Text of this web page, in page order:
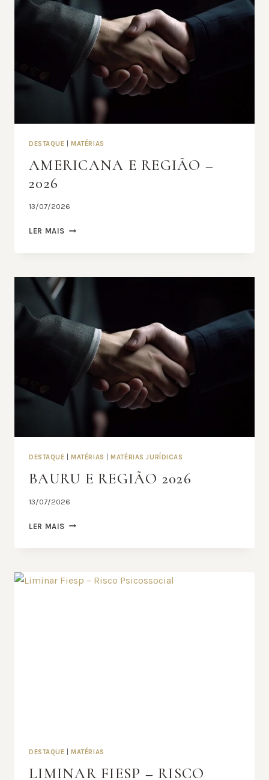
DESTAQUE |MATÉRIAS
AMERICANA E REGIÃO –
2026
13/07/2026
LER MAIS AMERICANA
2026
DESTAQUE |MATÉRIAS |MATÉRIAS JURÍDICAS
BAURU E REGIÃO 2026
13/07/2026
LER MAIS BAURU
DESTAQUE MATÉRIAS
LIMINAR FIESP – RISCO